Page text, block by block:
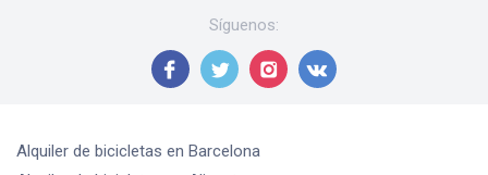
Síguenos:
Alquiler de bicicletas en Barcelona